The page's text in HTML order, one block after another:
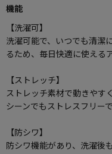
機能
【洗濯可】
洗濯可能で、いつでも清潔
るため、毎日快適に使える
【ストレッチ】
ストレッチ素材で動きやす
シーンでもストレスフリー
【防シワ】
防シワ機能があり、洗濯後